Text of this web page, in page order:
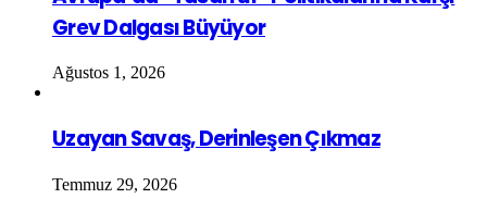
Grev Dalgası Büyüyor
Ağustos 1, 2026
Uzayan Savaş, Derinleşen Çıkmaz
Temmuz 29, 2026